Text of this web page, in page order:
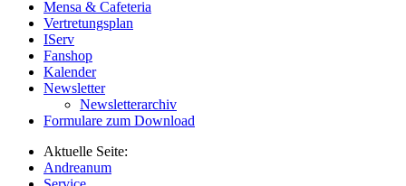
Mensa & Cafeteria
Vertretungsplan
IServ
Fanshop
Kalender
Newsletter
Newsletterarchiv
Formulare zum Download
Aktuelle Seite:
Andreanum